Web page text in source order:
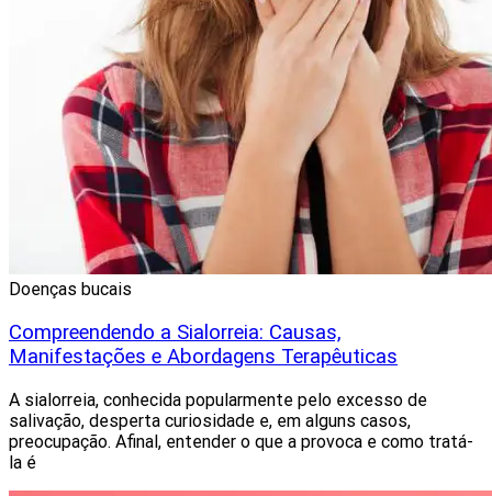
Doenças bucais
Compreendendo a Sialorreia: Causas,
Manifestações e Abordagens Terapêuticas
A sialorreia, conhecida popularmente pelo excesso de
salivação, desperta curiosidade e, em alguns casos,
preocupação. Afinal, entender o que a provoca e como tratá-
la é